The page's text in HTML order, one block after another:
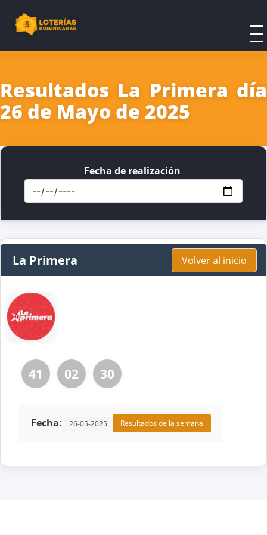
Resultados La Primera día
26 de Mayo de 2025
Fecha de realización
La Primera Volver al inicio
41 02 30
Fecha: 26-05-2025 Resultados de la semana